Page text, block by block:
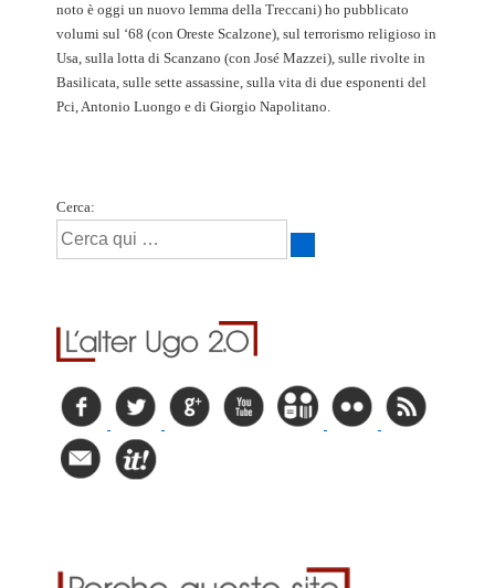
noto è oggi un nuovo lemma della Treccani) ho pubblicato
volumi sul ‘68 (con Oreste Scalzone), sul terrorismo religioso in
Usa, sulla lotta di Scanzano (con José Mazzei), sulle rivolte in
Basilicata, sulle sette assassine, sulla vita di due esponenti del
Pci, Antonio Luongo e di Giorgio Napolitano.
Cerca: